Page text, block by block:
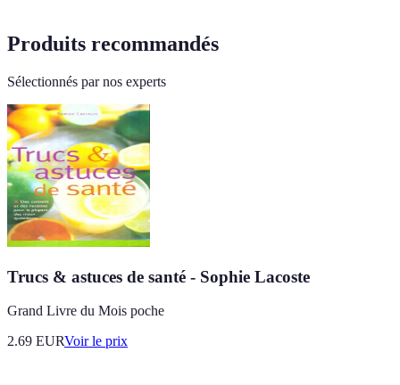
Produits recommandés
Sélectionnés par nos experts
Trucs & astuces de santé - Sophie Lacoste
Grand Livre du Mois poche
2.69 EURVoir le prix